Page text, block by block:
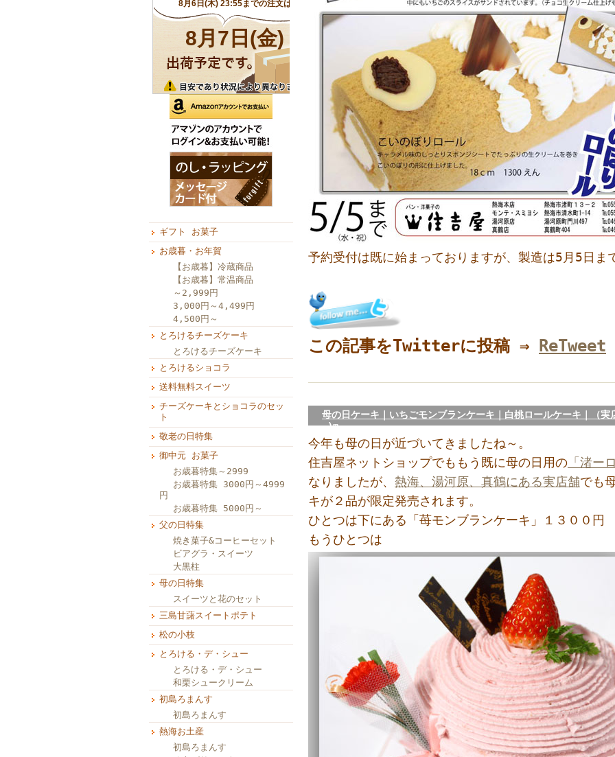
ギフト お菓子
お歳暮・お年賀
【お歳暮】冷蔵商品
【お歳暮】常温商品
～2,999円
3,000円～4,499円
4,500円～
とろけるチーズケーキ
とろけるチーズケーキ
とろけるショコラ
送料無料スイーツ
チーズケーキとショコラのセッ
ト
敬老の日特集
御中元 お菓子
お歳暮特集～2999
お歳暮特集 3000円～4999
円
お歳暮特集 5000円～
父の日特集
焼き菓子&コーヒーセット
ビアグラ・スイーツ
大黒柱
母の日特集
スイーツと花のセット
三島甘藷スイートポテト
松の小枝
とろける・デ・シュー
とろける・デ・シュー
和栗シュークリーム
初島ろまんす
初島ろまんす
熱海お土産
初島ろまんす
予約受付は既に始まっておりますが、製造は5月5日ま
この記事をTwitterに投稿 ⇒ ReTweet
母の日ケーキ｜いちごモンブランケーキ｜白桃ロールケーキ｜（
_)m
今年も母の日が近づいてきましたね～。
住吉屋ネットショップでももう既に母の日用の 「渚ー
なりましたが、 熱海、湯河原、真鶴にある実店舗でも
キが２品が限定発売されます。
ひとつは下にある「苺モンブランケーキ」１３００円
もうひとつは